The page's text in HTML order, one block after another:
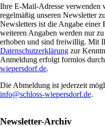
Ihre E-Mail-Adresse verwenden
regelmäßig unseren Newsletter
Newsletters ist die Angabe
weiteren Angaben werden nur
erhoben und sind freiwillig. Mit
Datenschutzerklärung zur
Anmeldung erfolgt formlos
wiepersdorf.de.
Die Abmeldung ist jederzeit
info@schloss-wiepersdorf.de.
Newsletter-Archiv